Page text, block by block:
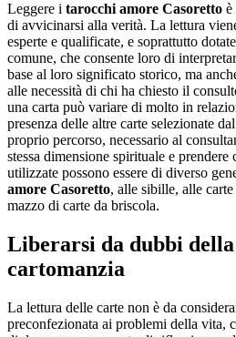
Leggere i tarocchi amore Casoretto è
di avvicinarsi alla verità. La lettura
esperte e qualificate, e soprattutto
comune, che consente loro di
base al loro significato storico, ma
alle necessità di chi ha chiesto il
una carta può variare di molto in
presenza delle altre carte selezionate
proprio percorso, necessario al
stessa dimensione spirituale e prendere
utilizzate possono essere di diverso
amore Casoretto, alle sibille, alle
mazzo di carte da briscola.
Liberarsi da dubbi
cartomanzia
La lettura delle carte non è da
preconfezionata ai problemi della vita,